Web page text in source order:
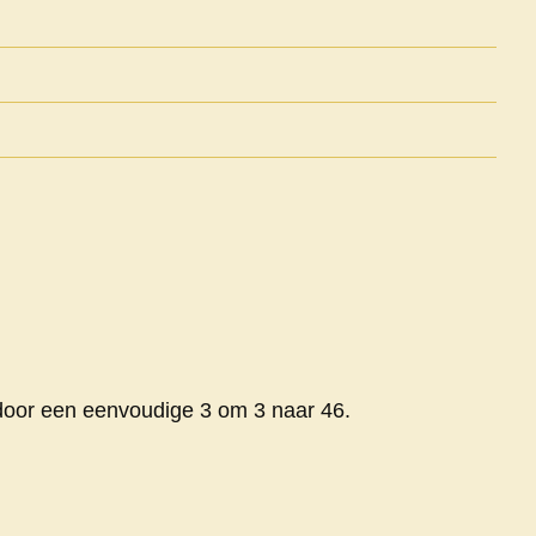
een eenvoudige 3 om 3 naar 46.